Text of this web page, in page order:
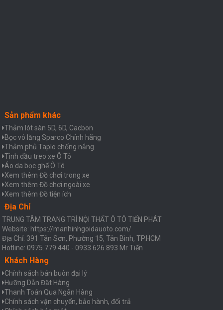
Sản phẩm khác
Thảm lót sàn 5D, 6D, Cacbon
Bọc vô lăng Sparco Chính hãng
Thảm phủ Taplo chống nắng
Tinh dầu treo xe Ô Tô
Áo da bọc ghế Ô Tô
Xem thêm Đồ chơi trong xe
Xem thêm Đồ chơi ngoài xe
Xem thêm Đồ tiện ích
Địa Chỉ
TRUNG TÂM TRANG TRÍ NỘI THẤT Ô TÔ TIẾN PHÁT
Website: https://manhinhgoidauoto.com/
Địa Chỉ: 391 Tân Sơn, Phường 15, Tân Bình, TP.HCM
Hotline: 0975.779.440 - 0933.626.893 Mr Tiến
Khách Hàng
Chính sách bán buôn đại lý
Hưỡng Dẫn Đặt Hàng
Thanh Toán Qua Ngân Hàng
Chính sách vận chuyển, bảo hành, đổi trả